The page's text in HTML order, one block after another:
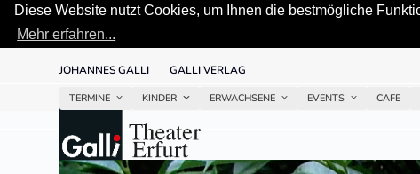
Diese Website nutzt Cookies, um Ihnen die bestmögliche
Mehr erfahren...
JOHANNES GALLI GALLI VERLAG
TERMINE KINDER ERWACHSENE EVENTS CAFE